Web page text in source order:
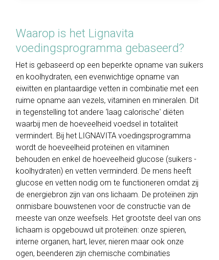
Waarop is het Lignavita
voedingsprogramma gebaseerd?
Het is gebaseerd op een beperkte opname van suikers
en koolhydraten, een evenwichtige opname van
eiwitten en plantaardige vetten in combinatie met een
ruime opname aan vezels, vitaminen en mineralen. Dit
in tegenstelling tot andere ‘laag calorische' diëten
waarbij men de hoeveelheid voedsel in totaliteit
vermindert. Bij het LIGNAVITA voedingsprogramma
wordt de hoeveelheid proteïnen en vitaminen
behouden en enkel de hoeveelheid glucose (suikers -
koolhydraten) en vetten verminderd. De mens heeft
glucose en vetten nodig om te functioneren omdat zij
de energiebron zijn van ons lichaam. De proteïnen zijn
onmisbare bouwstenen voor de constructie van de
meeste van onze weefsels. Het grootste deel van ons
lichaam is opgebouwd uit proteïnen: onze spieren,
interne organen, hart, lever, nieren maar ook onze
ogen, beenderen zijn chemische combinaties